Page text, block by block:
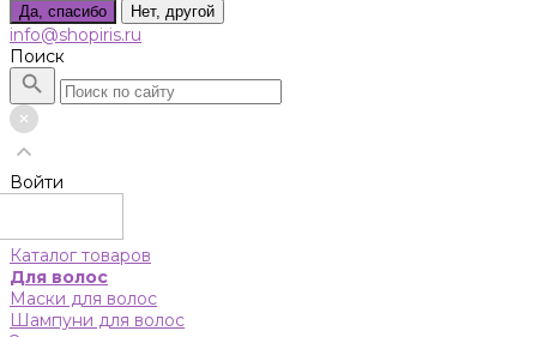
Да, спасибо Нет, другой
info@shopiris.ru
Поиск
Войти
Каталог товаров
Для волос
Маски для волос
Шампуни для волос